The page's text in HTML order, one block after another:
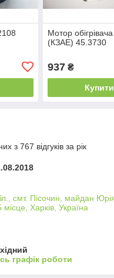
Мотор
(КЗAЕ) 45.3730
937₴
Купити
з 767 відгуків за рік
смт. Пісочин, майдан
Харків, Україна
графік роботи